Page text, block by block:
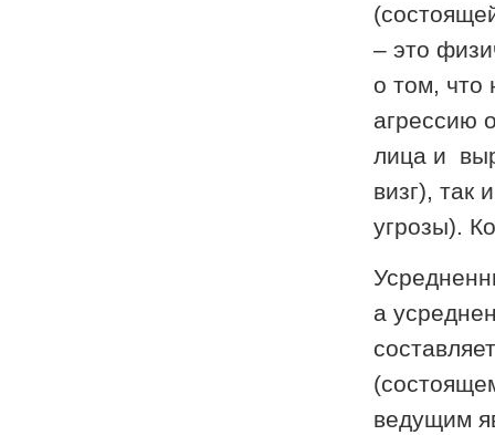
– это
о том,
агрессию
лица и
визг), так
угрозы).
а
ведущим